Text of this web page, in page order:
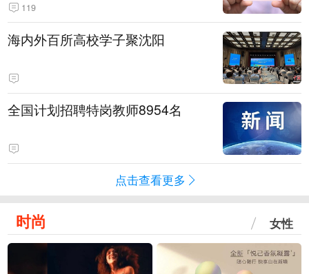
119
海内外百所高校学子聚沈阳
全国计划招聘特岗教师8954名
点击查看更多
时尚 女性